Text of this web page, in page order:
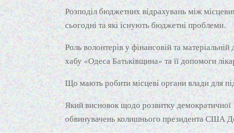
Розподіл бюджетних відрахувань між
сьогодні та які існують бюджетні проблеми.
Роль волонтерів у фінансовій та
хабу «Одеса Батьківщина» та її допомоги
Що мають робити місцеві органи влади для
Який висновок щодо розвитку демократичної
обвинувачень колишнього президента США